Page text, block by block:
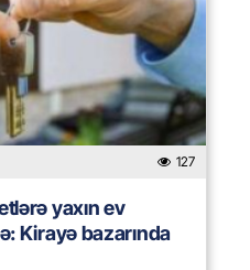
127
yaxın ev
Kirayə bazarında